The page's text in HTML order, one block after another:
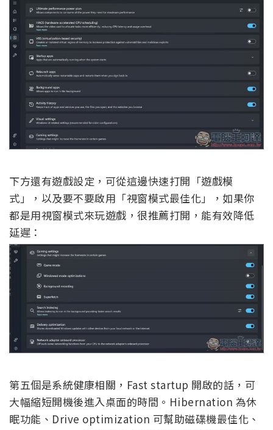
下方還有遊戲設定，可從這邊快速打開「遊戲模
式」，以及要不要啟用「視窗模式最佳化」，如果你
都是用視窗模式來玩遊戲，很推薦打開，能有效降低
延遲：
第五個是系統健康相關，Fast startup 開啟的話，可
大幅縮短開機後進入桌面的時間。Hibernation 為休
眠功能、Drive optimization 可幫助磁碟機最佳化、